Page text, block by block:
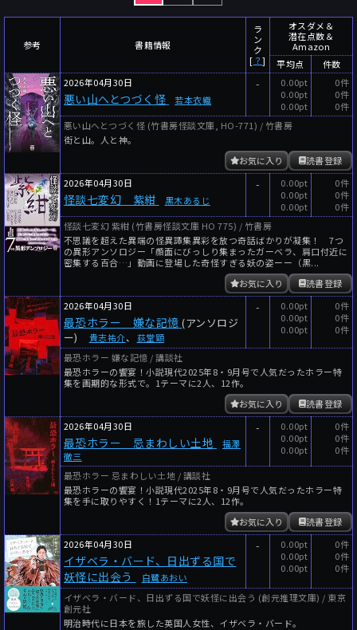
読者数
～
人
年代
年代と月の範囲
先月以降 今月以降
月
～
絞り込みリセット
参考 書籍情報
ラ
ン
ク
[ ？]
オスダメ＆
潜在点数＆
Amazon
平均点
件数
2026年04月30日
悪い山へとつづく怪 若本衣織
-
0.00pt
0.00pt
0.00pt
0件
0件
0件
悪い山へとつづく怪 (竹書房怪談文庫, HO-771) / 竹書房
街と山。人と神。
読書登録
お気に入り
2026年04月30日
怪談七変幻 紫紺 黒木あるじ
-
0.00pt
0.00pt
0.00pt
0件
0件
0件
怪談七変幻 紫紺 (竹書房怪談文庫 HO 775) / 竹書房
不思議を超えた異端の怪異譚集異彩を放つ奇話ばかりが凝集！ 7つ
の異形アンソロジー「顔面にびっしり集まったガーベラ、肩口付近に
密集する百合…」動画に登場した奇怪すぎる妖の姿ーー（黒...
読書登録
お気に入り
2026年04月30日
最恐ホラー 嫌な記憶 (アンソロジ
ー)
貴志祐介、 荻堂顕
-
0.00pt
0.00pt
0.00pt
0件
0件
0件
最恐ホラー 嫌な記憶 / 講談社
最恐ホラーの饗宴！小説現代2025年8・9月号で人気だったホラー特
集を画期的な形式で。1テーマに2人、12作。
読書登録
お気に入り
2026年04月30日
最恐ホラー 忌まわしい土地
福澤
徹三
-
0.00pt
0.00pt
0.00pt
0件
0件
0件
最恐ホラー 忌まわしい土地 / 講談社
最恐ホラーの饗宴！小説現代2025年8・9月号で人気だったホラー特
集を手に取りやすく！1テーマに2人、12作。
読書登録
お気に入り
2026年04月30日
イザベラ・バード、日出ずる国で
妖怪に出会う
白鷺あおい
-
0.00pt
0.00pt
0.00pt
0件
0件
0件
イザベラ・バード、日出ずる国で妖怪に出会う (創元推理文庫) / 東京
創元社
明治時代に日本を旅した英国人女性、イザベラ・バード。